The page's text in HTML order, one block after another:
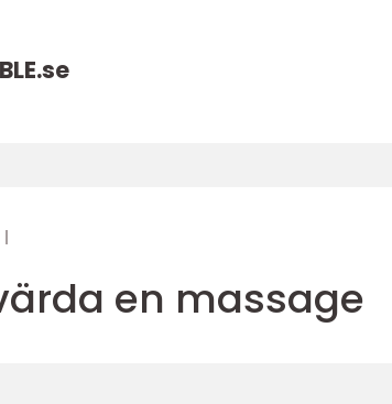
se
en massage